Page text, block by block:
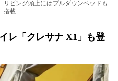
リビング頭上にはプルダウンベッドも
搭載
レ「クレサナ X1」も登